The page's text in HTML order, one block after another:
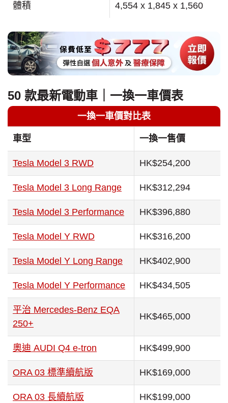
體積 4,554 x 1,845 x 1,560
50 款最新電動車｜一換一車價表
一換一車價對比表
車型 一換一售價
Tesla Model 3 RWD HK$254,200
Tesla Model 3 Long Range HK$312,294
Tesla Model 3 Performance HK$396,880
Tesla Model Y RWD HK$316,200
Tesla Model Y Long Range HK$402,900
Tesla Model Y Performance HK$434,505
平治 Mercedes-Benz EQA
250+
HK$465,000
奧迪 AUDI Q4 e-tron HK$499,900
ORA 03 標準續航版 HK$169,000
ORA 03 長續航版 HK$199,000